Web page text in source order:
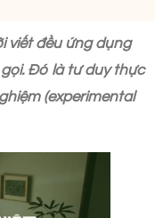
viết đều ứng dụng
Đó là tư duy thực
(experimental